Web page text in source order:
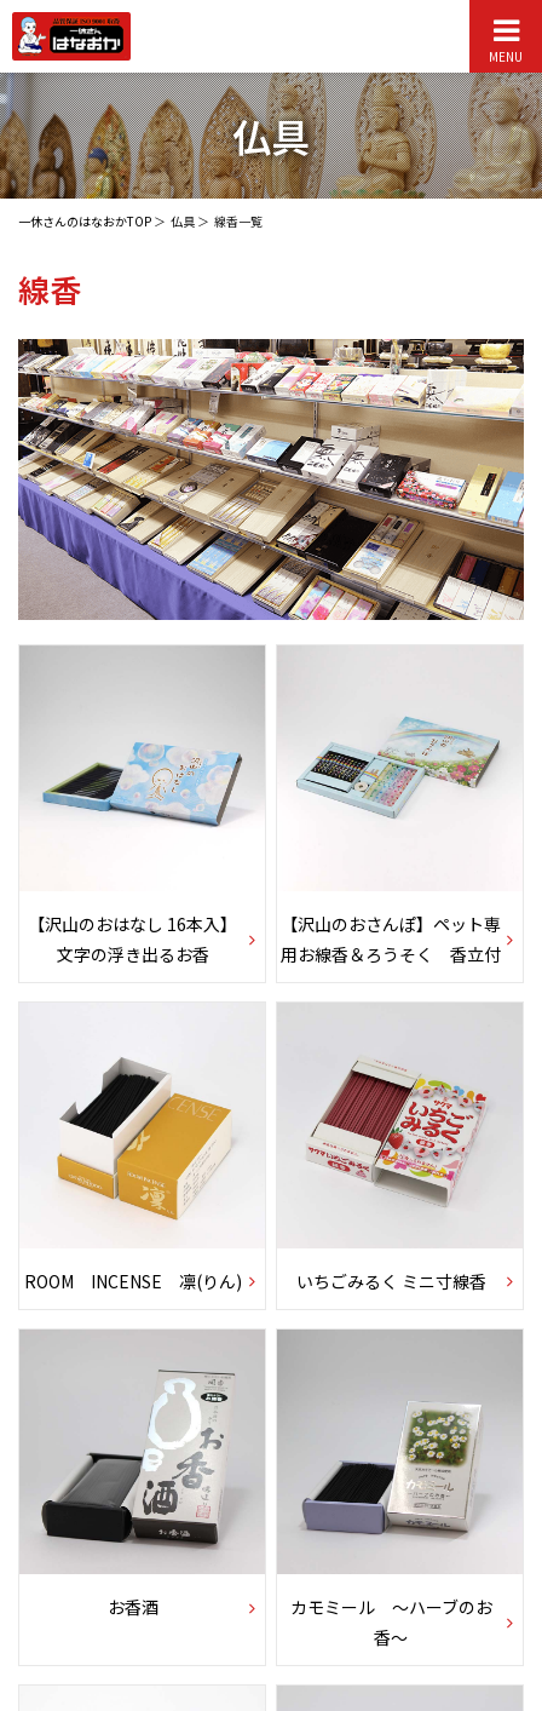
MENU
仏具
一休さんのはなおかTOP 仏具 線香一覧
線香
【沢山のおはなし 16本入】
文字の浮き出るお香
【沢山のおさんぽ】ペット専
用お線香＆ろうそく 香立付
ROOM INCENSE 凛(りん) いちごみるく ミニ寸線香
お香酒
カモミール 〜ハーブのお
香〜